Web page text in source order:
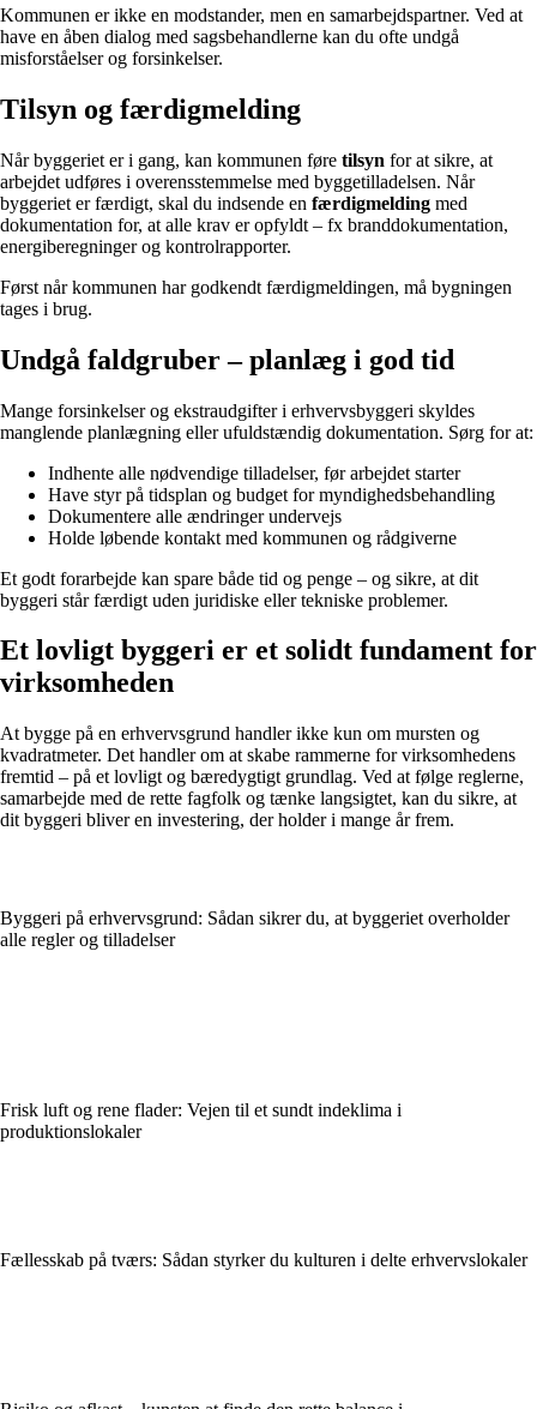
Kommunen er ikke en modstander, men en samarbejdspartner. Ved at
have en åben dialog med sagsbehandlerne kan du ofte undgå
misforståelser og forsinkelser.
Tilsyn og færdigmelding
Når byggeriet er i gang, kan kommunen føre tilsyn for at sikre, at
arbejdet udføres i overensstemmelse med byggetilladelsen. Når
byggeriet er færdigt, skal du indsende en færdigmelding med
dokumentation for, at alle krav er opfyldt – fx branddokumentation,
energiberegninger og kontrolrapporter.
Først når kommunen har godkendt færdigmeldingen, må bygningen
tages i brug.
Undgå faldgruber – planlæg i god tid
Mange forsinkelser og ekstraudgifter i erhvervsbyggeri skyldes
manglende planlægning eller ufuldstændig dokumentation. Sørg for at:
Indhente alle nødvendige tilladelser, før arbejdet starter
Have styr på tidsplan og budget for myndighedsbehandling
Dokumentere alle ændringer undervejs
Holde løbende kontakt med kommunen og rådgiverne
Et godt forarbejde kan spare både tid og penge – og sikre, at dit
byggeri står færdigt uden juridiske eller tekniske problemer.
Et lovligt byggeri er et solidt fundament for
virksomheden
At bygge på en erhvervsgrund handler ikke kun om mursten og
kvadratmeter. Det handler om at skabe rammerne for virksomhedens
fremtid – på et lovligt og bæredygtigt grundlag. Ved at følge reglerne,
samarbejde med de rette fagfolk og tænke langsigtet, kan du sikre, at
dit byggeri bliver en investering, der holder i mange år frem.
Byggeri på erhvervsgrund: Sådan sikrer du, at byggeriet overholder
alle regler og tilladelser
Frisk luft og rene flader: Vejen til et sundt indeklima i
produktionslokaler
Fællesskab på tværs: Sådan styrker du kulturen i delte erhvervslokaler